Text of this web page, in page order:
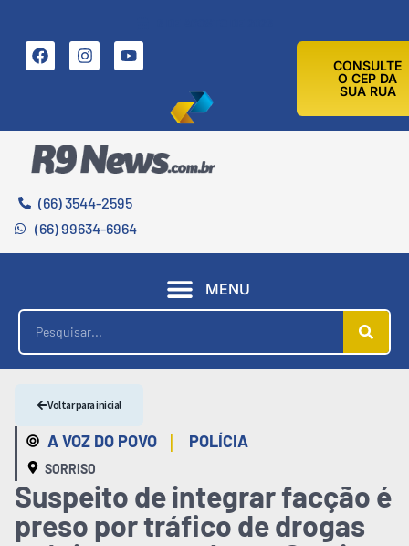
CONSULTE
O CEP DA
SUA RUA
(66) 3544-2595
(66) 99634-6964
MENU
A VOZ DO POVO | POLÍCIA
SORRISO
Voltar para inicial
Suspeito de integrar facção é
preso por tráfico de drogas